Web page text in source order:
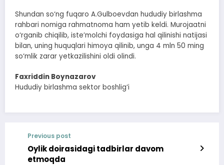
Shundan so‘ng fuqaro A.Gulboevdan hududiy birlashma
rahbari nomiga rahmatnoma ham yetib keldi. Murojaatni
o‘rganib chiqilib, iste’molchi foydasiga hal qilinishi natijasi
bilan, uning huquqlari himoya qilinib, unga 4 mln 50 ming
so‘mlik zarar yetkazilishini oldi olindi.
Faxriddin Boynazarov
Hududiy birlashma sektor boshlig‘i
Previous post
Oylik doirasidagi tadbirlar davom
etmoqda